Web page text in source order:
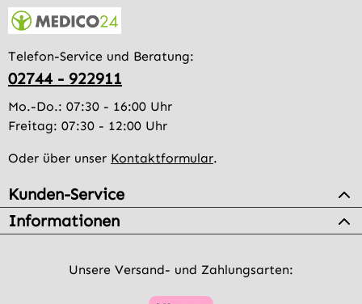
Telefon-Service und Beratung:
02744 - 922911
Mo.-Do.: 07:30 - 16:00 Uhr
Freitag: 07:30 - 12:00 Uhr
Oder über unser Kontaktformular.
Kunden-Service
Informationen
Unsere Versand- und Zahlungsarten: